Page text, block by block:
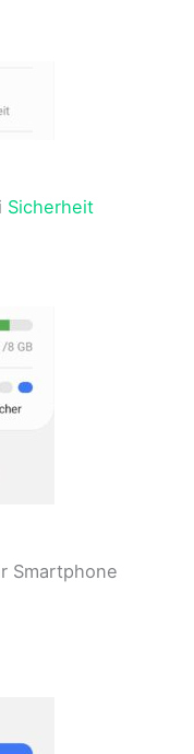
Sicherheit
Smartphone